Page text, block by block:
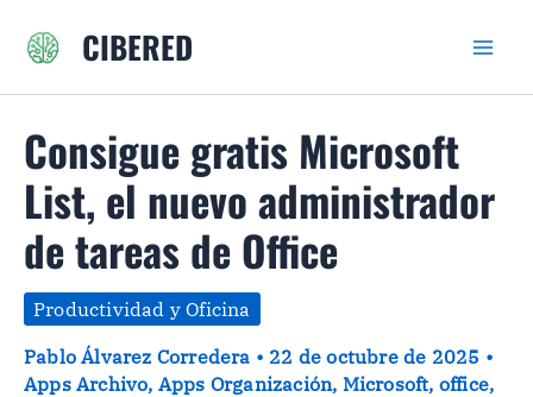
CIBERED
Consigue gratis Microsoft
List, el nuevo administrador
de tareas de Office
Productividad y Oficina
Pablo Álvarez Corredera • 22 de octubre de 2025 •
Apps Archivo, Apps Organización, Microsoft, office,